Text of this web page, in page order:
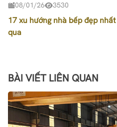
08/01/26 3530
17 xu hướng nhà bếp đẹp
qua
BÀI VIẾT LIÊN QUAN